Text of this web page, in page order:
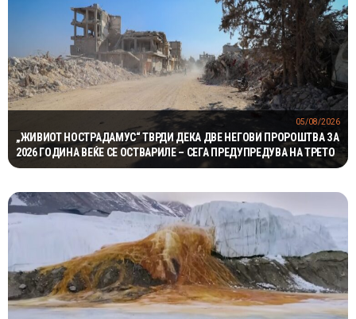
„ЖИВИОТ НОСТРАДАМУС“ ТВРДИ ДЕКА ДВЕ НЕГОВИ ПРОРОШТВА ЗА
2026 ГОДИНА ВЕЌЕ СЕ ОСТВАРИЛЕ – СЕГА ПРЕДУПРЕДУВА НА ТРЕТО
05/08/2026